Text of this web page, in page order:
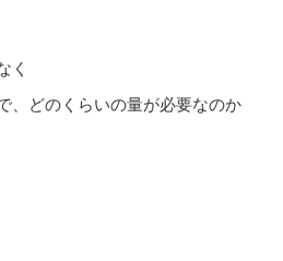
く
、どのくらいの量が必要なのか